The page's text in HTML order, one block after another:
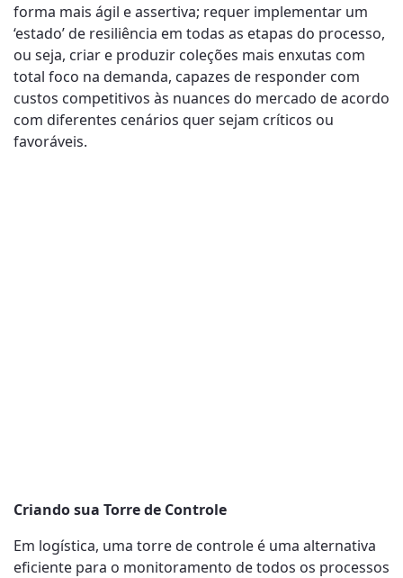
forma mais ágil e assertiva; requer implementar um
‘estado’ de resiliência em todas as etapas do processo,
ou seja, criar e produzir coleções mais enxutas com
total foco na demanda, capazes de responder com
custos competitivos às nuances do mercado de acordo
com diferentes cenários quer sejam críticos ou
favoráveis.
Criando sua Torre de Controle
Em logística, uma torre de controle é uma alternativa
eficiente para o monitoramento de todos os processos